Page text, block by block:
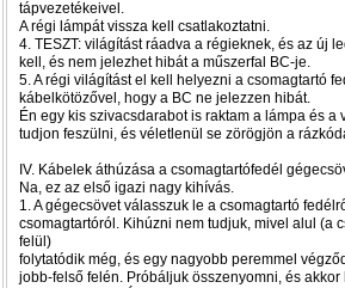
tápvezetékeivel.
A régi lámpát vissza kell csatlakoztatni.
4. TESZT: világítást ráadva a régieknek, és az új
kell, és nem jelezhet hibát a műszerfal BC-je.
5. A régi világítást el kell helyezni a csomagtartó
kábelkötözővel, hogy a BC ne jelezzen hibát.
Én egy kis szivacsdarabot is raktam a lámpa és a
tudjon feszülni, és véletlenül se zörögjön a
IV. Kábelek áthúzása a csomagtartófedél
Na, ez az első igazi nagy kihívás.
1. A gégecsövet válasszuk le a csomagtartó
csomagtartóról. Kihúzni nem tudjuk, mivel alul (a
felül)
folytatódik még, és egy nagyobb peremmel
jobb-felső felén. Próbáljuk összenyomni, és